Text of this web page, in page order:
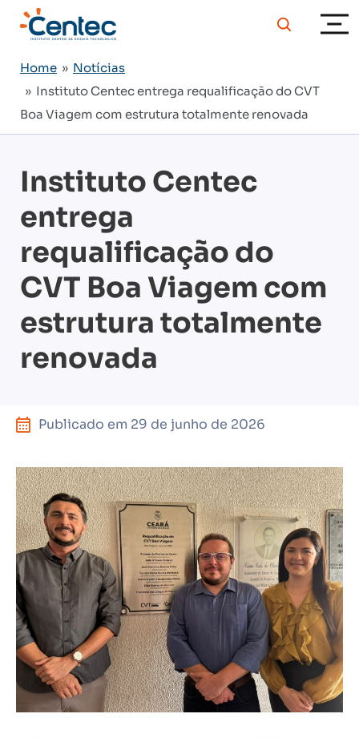
Home » Notícias
» Instituto Centec entrega requalificação do CVT
Boa Viagem com estrutura totalmente renovada
Instituto Centec
entrega
requalificação do
CVT Boa Viagem com
estrutura totalmente
renovada
Publicado em 29 de junho de 2026